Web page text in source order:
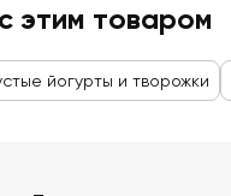
этим товаром
йогурты и творожки